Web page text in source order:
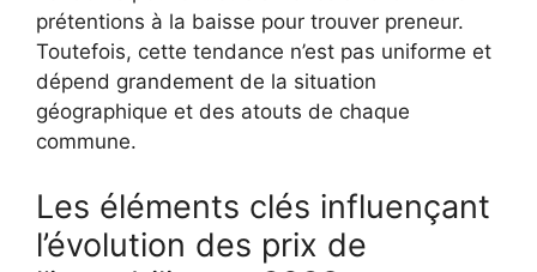
prétentions à la baisse pour trouver preneur.
Toutefois, cette tendance n’est pas uniforme et
dépend grandement de la situation
géographique et des atouts de chaque
commune.
Les éléments clés influençant
l’évolution des prix de